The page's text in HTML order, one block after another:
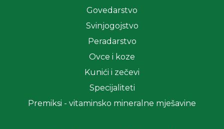
Govedarstvo
Svinjogojstvo
Peradarstvo
Ovce i koze
Kunići i zečevi
Specijaliteti
Premiksi - vitaminsko mineralne mješavine